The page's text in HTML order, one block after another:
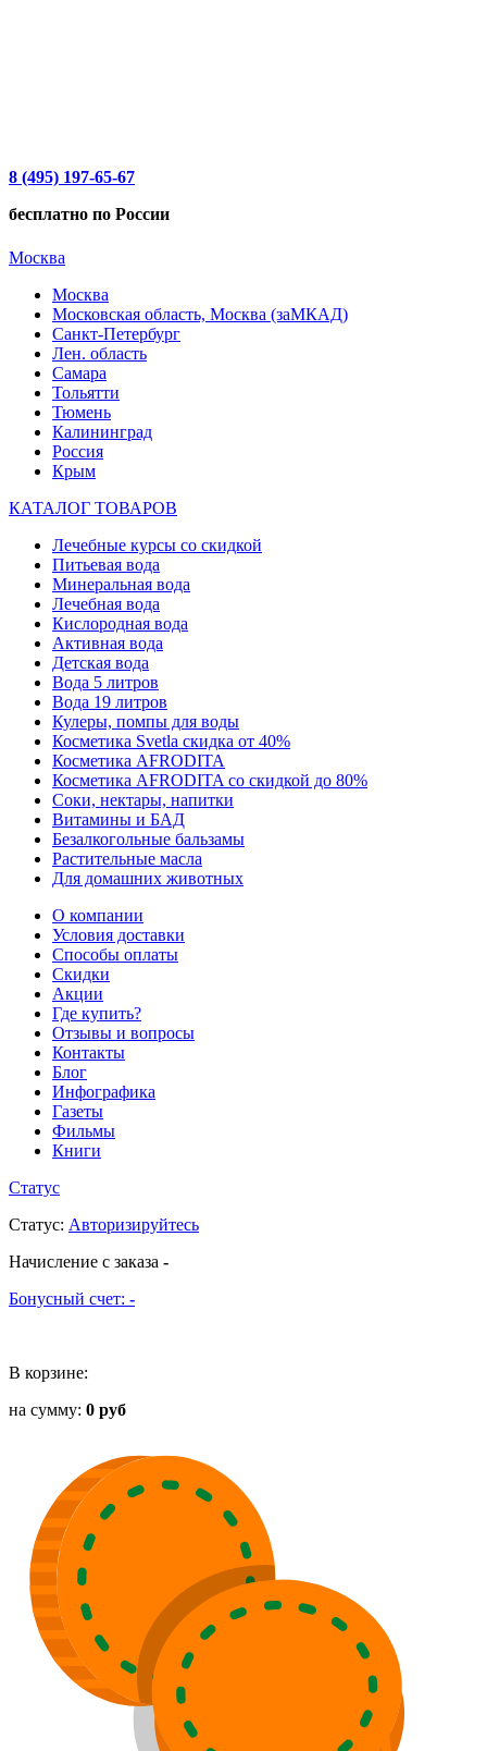
8 (495) 197-65-67
бесплатно по России
Москва
Москва
Московская область, Москва (заМКАД)
Санкт-Петербург
Лен. область
Самара
Тольятти
Тюмень
Калининград
Россия
Крым
КАТАЛОГ ТОВАРОВ
Лечебные курсы со скидкой
Питьевая вода
Минеральная вода
Лечебная вода
Кислородная вода
Активная вода
Детская вода
Вода 5 литров
Вода 19 литров
Кулеры, помпы для воды
Косметика Svetla скидка от 40%
Косметика AFRODITA
Косметика AFRODITA со скидкой до 80%
Соки, нектары, напитки
Витамины и БАД
Безалкогольные бальзамы
Растительные масла
Для домашних животных
О компании
Условия доставки
Способы оплаты
Скидки
Акции
Где купить?
Отзывы и вопросы
Контакты
Блог
Инфографика
Газеты
Фильмы
Книги
Статус
Статус: Авторизируйтесь
Начисление с заказа -
Бонусный счет: -
В корзине:
на сумму: 0 руб